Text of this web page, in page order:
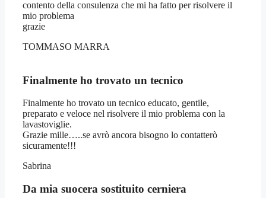
contento della consulenza che mi ha fatto per risolvere il
mio problema
grazie
TOMMASO MARRA
Finalmente ho trovato un tecnico
Finalmente ho trovato un tecnico educato, gentile,
preparato e veloce nel risolvere il mio problema con la
lavastoviglie.
Grazie mille…..se avrò ancora bisogno lo contatterò
sicuramente!!!
Sabrina
Da mia suocera sostituito cerniera